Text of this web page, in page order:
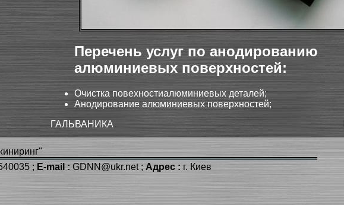
Перечень услуг по анодированию
алюминиевых поверхностей:
Очистка повехностиалюминиевых деталей;
Анодирование алюминиевых поверхностей;
ГАЛЬВАНИКА
; E-mail : GDNN@ukr.net ; Адрес : г. Киев